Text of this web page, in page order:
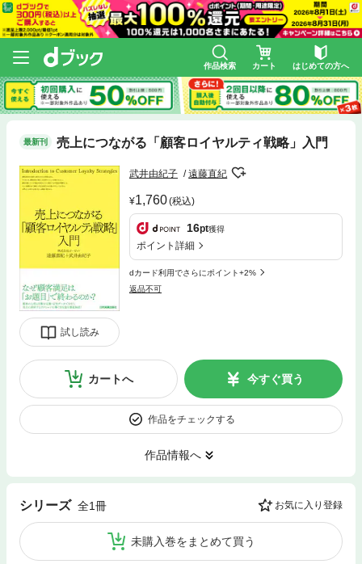
作品検索 カート はじめての方へ
最新刊 売上につながる「顧客ロイヤルティ戦略」入門
試し読み
武井由紀子 遠藤直紀
1,760(税込)
16pt獲得
ポイント詳細
dカード利用でさらにポイント+2%
返品不可
カートへ 今すぐ買う
作品をチェックする
作品情報へ
シリーズ 全1冊 お気に入り登録
未購入巻をまとめて買う